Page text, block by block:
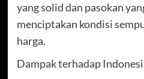
yang solid dan pasokan
menciptakan kondisi
harga.
Dampak terhadap